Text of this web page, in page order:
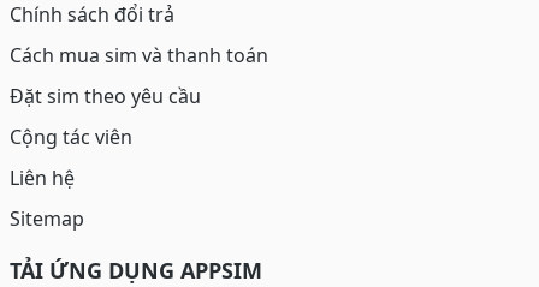
Chính sách đổi trả
Cách mua sim và thanh toán
Đặt sim theo yêu cầu
Cộng tác viên
Liên hệ
Sitemap
TẢI ỨNG DỤNG APPSIM